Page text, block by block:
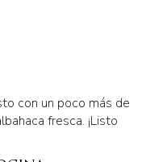
con un poco más de
fresca. ¡Listo